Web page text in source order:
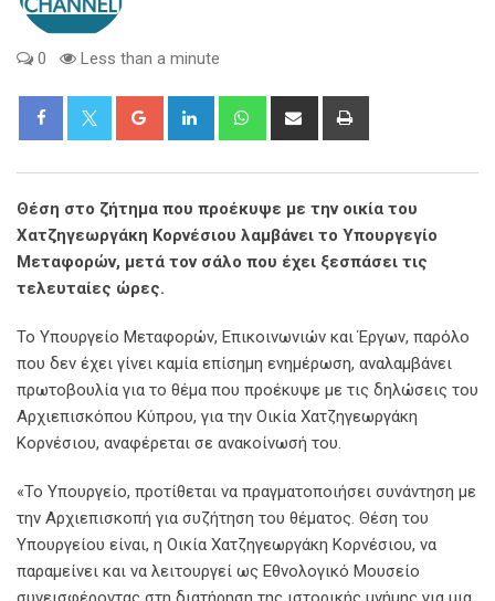
0 Less than a minute
Google+ LinkedIn WhatsappShare
Θέση στο ζήτημα που προέκυψε με την οικία του
Χατζηγεωργάκη Κορνέσιου λαμβάνει το Υπουργεγίο
Μεταφορών, μετά τον σάλο που έχει ξεσπάσει τις
τελευταίες ώρες.
Το Υπουργείο Μεταφορών, Επικοινωνιών και Έργων, παρόλο
που δεν έχει γίνει καμία επίσημη ενημέρωση, αναλαμβάνει
πρωτοβουλία για το θέμα που προέκυψε με τις δηλώσεις του
Αρχιεπισκόπου Κύπρου, για την Οικία Χατζηγεωργάκη
Κορνέσιου, αναφέρεται σε ανακοίνωσή του.
«Το Υπουργείο, προτίθεται να πραγματοποιήσει συνάντηση με
την Αρχιεπισκοπή για συζήτηση του θέματος. Θέση του
Υπουργείου είναι, η Οικία Χατζηγεωργάκη Κορνέσιου, να
παραμείνει και να λειτουργεί ως Εθνολογικό Μουσείο